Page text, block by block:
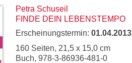
Petra Schuseil
FINDE DEIN LEBENSTEMPO
Erscheinungstermin: 01.04.2013
160 Seiten, 21,5 x 15,0 cm
Buch, 978-3-86936-481-0